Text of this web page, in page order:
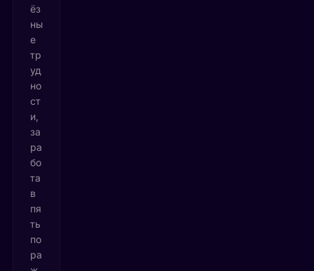
ёз
ны
е
тр
уд
но
ст
и,
за
ра
бо
та
в
пя
ть
по
ра